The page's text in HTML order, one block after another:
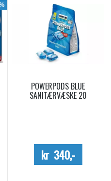
POWERPODS BLUE
SANITÆRVÆSKE 20
kr 340,-